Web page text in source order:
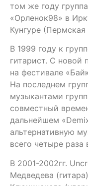
том же году
«Орленок98» в
Кунгуре (Пермская
В 1999 году к
гитарист. С новой
на фестивале
На последнем
музыкантами
совместный
дальнейшем
альтернативную
всего четыре раза
В 2001-2002гг.
Медведева